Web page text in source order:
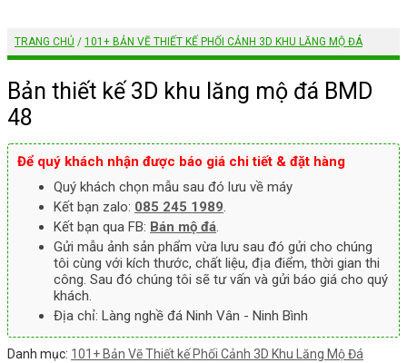
TRANG CHỦ / 101+ BẢN VẼ THIẾT KẾ PHỐI CẢNH 3D KHU LĂNG MỘ ĐÁ
Bản thiết kế 3D khu lăng mộ đá BMD
48
Để quý khách nhận được báo giá chi tiết & đặt hàng
Quý khách chọn mẫu sau đó lưu về máy
Kết bạn zalo: 085 245 1989.
Kết bạn qua FB: Bán mộ đá.
Gửi mẫu ảnh sản phẩm vừa lưu sau đó gửi cho chúng
tôi cùng với kích thước, chất liệu, địa điểm, thời gian thi
công. Sau đó chúng tôi sẽ tư vấn và gửi báo giá cho quý
khách.
Địa chỉ: Làng nghề đá Ninh Vân - Ninh Bình
Danh mục: 101+ Bản Vẽ Thiết kế Phối Cảnh 3D Khu Lăng Mộ Đá